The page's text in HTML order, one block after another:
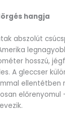
hangja
abszolút
hosszú,
A gleccser
ellentétben
előrenyomul